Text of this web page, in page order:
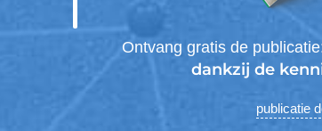
Ontvang gratis de
dankzij de
publicatie